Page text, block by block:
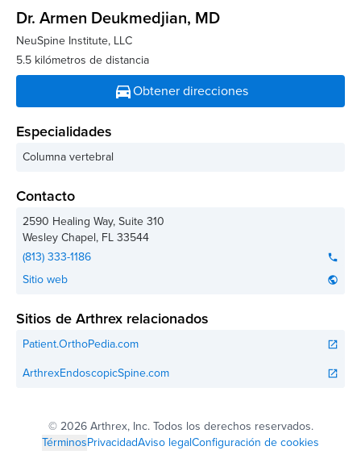
Dr. Armen Deukmedjian, MD
NeuSpine Institute, LLC
5.5 kilómetros de distancia
directions_carObtener direcciones
Especialidades
Columna vertebral
Contacto
2590 Healing Way, Suite 310
Wesley Chapel, FL33544
(813) 333-1186
phone
Sitio web public
Sitios de Arthrex relacionados
Patient.OrthoPedia.com open_in_new
ArthrexEndoscopicSpine.com open_in_new
© 2026 Arthrex, Inc. Todos los derechos reservados.
TérminosPrivacidadAviso legalConfiguración de cookies